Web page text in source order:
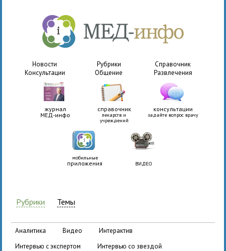
Новости Рубрики
Справочник
Консультации
Общение Развлечения
журнал
МЕД-инфо
справочник
лекарств и
учреждений
консультации
задайте вопрос врачу
мобильные
приложения ВИДЕО
Рубрики Темы
аналитика видео
интерактив
интервью с экспертом
интервью со звездой